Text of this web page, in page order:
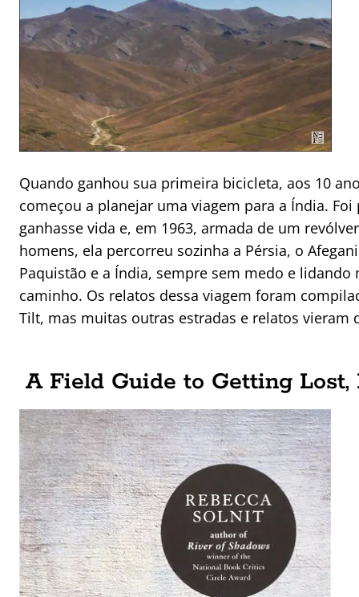
Quando ganhou sua primeira bicicleta, aos 10
começou a planejar uma viagem para a Índia.
ganhasse vida e, em 1963, armada de um
homens, ela percorreu sozinha a Pérsia, o
Paquistão e a Índia, sempre sem medo e
caminho. Os relatos dessa viagem foram
Tilt, mas muitas outras estradas e relatos vieram
A Field Guide to Getting Lost,